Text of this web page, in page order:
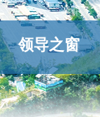
领导之窗